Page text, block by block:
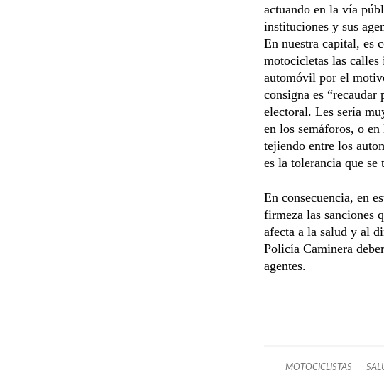
actuando en la vía
instituciones y sus
En nuestra capital, es
motocicletas las calles
automóvil por el
consigna es “recaudar
electoral. Les sería
en los semáforos, o
tejiendo entre los
es la tolerancia que se
En consecuencia, en
firmeza las sanciones
afecta a la salud y al
Policía Caminera
agentes.
MOTOCICLISTAS